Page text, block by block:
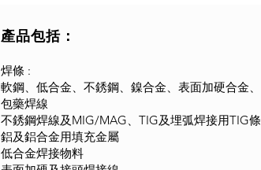
產品包括：
焊條 :
軟鋼、低合金、不銹鋼、鎳合金、表面加硬合金、
包藥焊線
不銹鋼焊線及MIG/MAG、TIG及埋弧焊接用TIG條
鋁及鋁合金用填充金屬
低合金焊接物料